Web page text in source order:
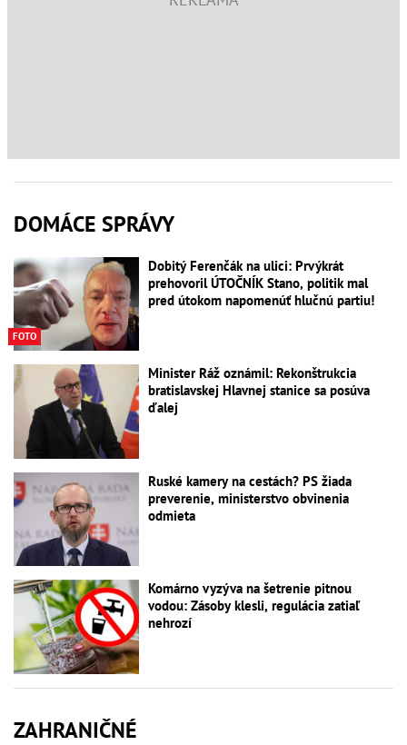
DOMÁCE SPRÁVY
FOTO
Dobitý Ferenčák na ulici: Prvýkrát
prehovoril ÚTOČNÍK Stano, politik mal
pred útokom napomenúť hlučnú partiu!
Minister Ráž oznámil: Rekonštrukcia
bratislavskej Hlavnej stanice sa posúva
ďalej
Ruské kamery na cestách? PS žiada
preverenie, ministerstvo obvinenia
odmieta
Komárno vyzýva na šetrenie pitnou
vodou: Zásoby klesli, regulácia zatiaľ
nehrozí
ZAHRANIČNÉ